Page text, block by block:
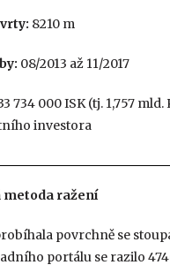
8210 m
08/2013 až 11/2017
734 000 ISK (tj. 1,757
investora
metoda ražení
povrchně se
portálu se razilo